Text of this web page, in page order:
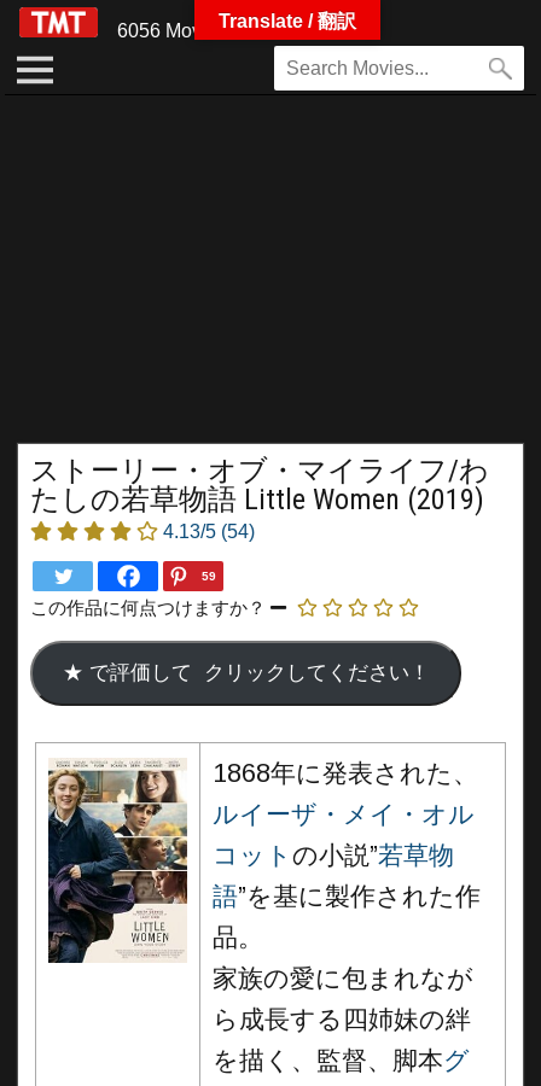
6056 Movies
ストーリー・オブ・マイライフ/わ
たしの若草物語 Little Women (2019)
4.13/5 (54)
59
この作品に何点つけますか？
1868年に発表された、
ルイーザ・メイ・オル
コット の小説”若草物
語”を基に製作された作
品。
家族の愛に包まれなが
ら成長する四姉妹の絆
を描く、監督、脚本グ
Translate / 翻訳